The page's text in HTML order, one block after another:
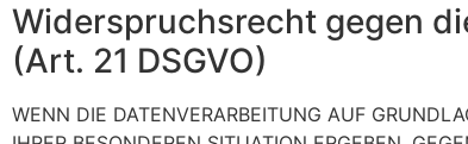
Wider­spruchs­recht gegen
(Art. 21 DSGVO)
WENN DIE DATEN­VER­AR­BEI­TUNG AUF